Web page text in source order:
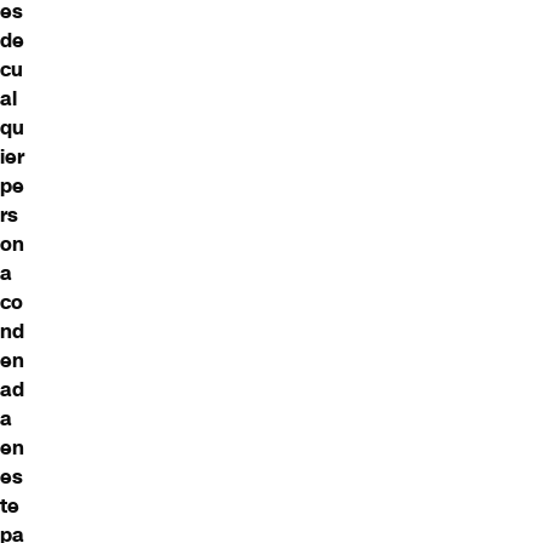
es
de
cu
al
qu
ier
pe
rs
on
a
co
nd
en
ad
a
en
es
te
pa